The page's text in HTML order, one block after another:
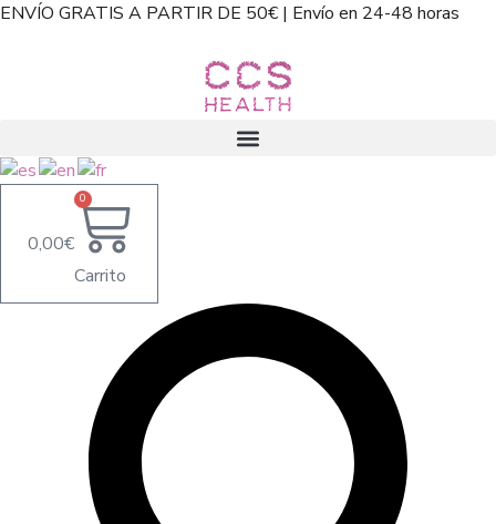
contenido
Saltar
ENVÍO GRATIS A PARTIR DE 50€ | Envío en 24-48 horas
0,00€
0
Carrito